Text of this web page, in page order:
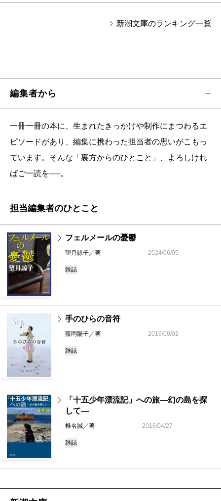
新潮文庫のランキング一覧
編集者から
一冊一冊の本に、生まれたきっかけや制作にまつわるエ
ピソードがあり、編集に携わった担当者の思いがこもっ
ています。そんな「裏方からのひとこと」、よろしけれ
ばご一読を──。
担当編集者のひとこと
フェルメールの憂鬱
望月諒子／著 2024/06/05
雑誌
手のひらの音符
藤岡陽子／著 2016/09/02
雑誌
「十五少年漂流記」への旅―幻の島を探
して―
椎名誠／著 2016/04/27
雑誌